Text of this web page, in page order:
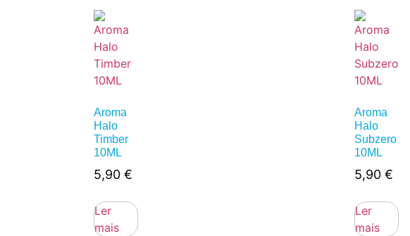
Aroma
Halo
Timber
10ML
5,90 €
Ler
mais
Aroma
Halo
Subzero
10ML
5,90 €
Ler
mais